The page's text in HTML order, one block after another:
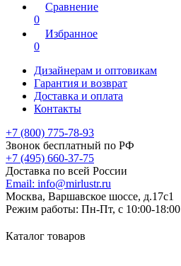
Сравнение
0
Избранное
0
Дизайнерам и оптовикам
Гарантия и возврат
Доставка и оплата
Контакты
+7 (800) 775-78-93
Звонок бесплатный по РФ
+7 (495) 660-37-75
Доставка по всей России
Email: info@mirlustr.ru
Москва, Варшавское шоссе, д.17c1
Режим работы: Пн-Пт, с 10:00-18:00
Каталог товаров